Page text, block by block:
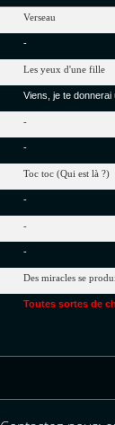
Verseau
-
Les yeux d'une fille
Viens, je te donnerai
-
-
Toctoc (Qui est là ?)
-
-
-
Des miracles se
Toutes sortes de